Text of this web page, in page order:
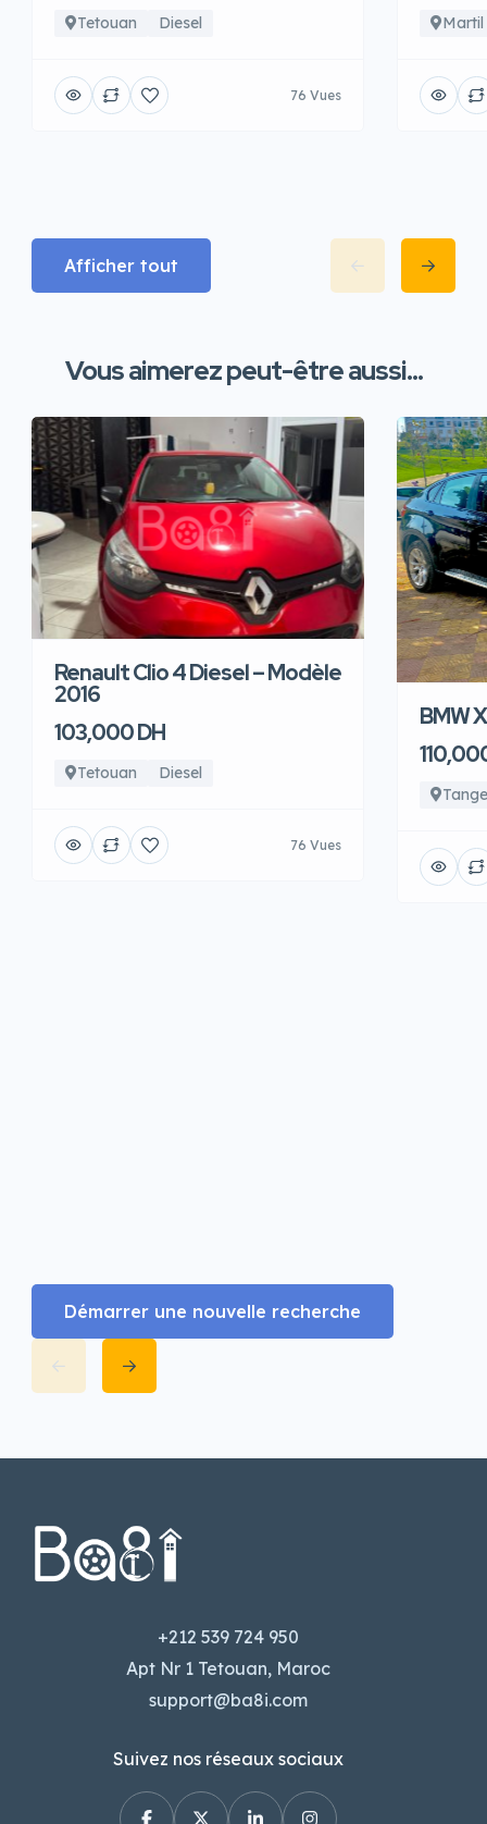
Tetouan Diesel
76 Vues
Martil
Afficher tout
Vous aimerez peut-être aussi...
Renault Clio 4 Diesel – Modèle
2016
103,000 DH
Tetouan Diesel
76 Vues
BMW
Démarrer une nouvelle recherche
+212 539 724 950
Apt Nr 1 Tetouan, Maroc
support@ba8i.com
Suivez nos réseaux sociaux